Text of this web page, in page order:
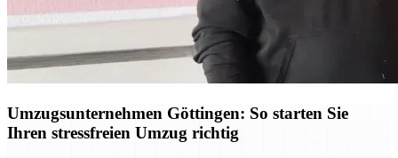
Umzugsunternehmen Göttingen: So starten Sie
Ihren stressfreien Umzug richtig